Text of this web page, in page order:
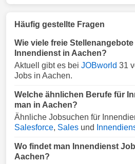
Häufig gestellte Fragen
Wie viele freie
Innendienst in Aachen?
Aktuell gibt es bei JOBworld 31
Jobs in Aachen.
Welche ähnlichen Berufe für
man in Aachen?
Ähnliche Jobsuchen für
Salesforce, Sales und
Wo findet man Innendienst
Aachen?